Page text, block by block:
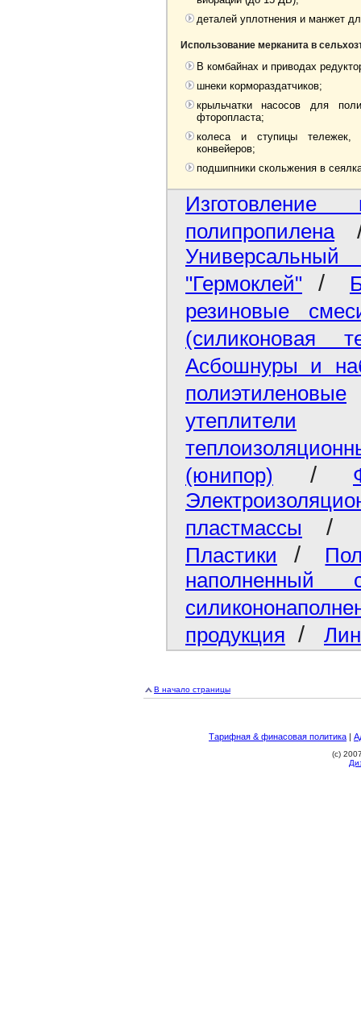
деталей уплотнения и манжет
Использование мерканита в
В комбайнах и приводах
шнеки кормораздатчиков;
крыльчатки насосов для
фторопласта;
колеса и ступицы тележек,
конвейеров;
подшипники скольжения в
полипропилена
"Гермоклей" /
резиновые
(силиконовая
Асбошнуры и
полиэтиленовые
утеплители
(юнипор)
/
пластмассы
Пластики /
наполненный
продукция /
В начало страницы
Тарифная & финасовая политика
(c)